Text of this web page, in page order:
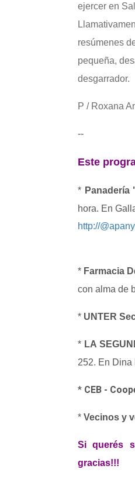
ejercer en
resúmenes
pequeña,
desgarrador.
P / Roxana
--
Este
*
hora. En
http://
* Farmacia
con alma de
* UNTER
* LA
252. En Dina
* CEB -
* Vecinos y
Si querés
gracias!!!